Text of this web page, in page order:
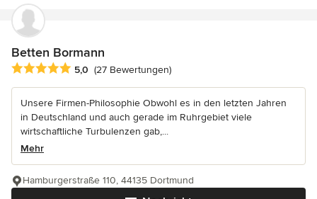
Betten Bormann
Durchschnittliche Bewertung: 5 von 5 Sternen
5,0 (27 Bewertungen)
Unsere Firmen-Philosophie Obwohl es in den letzten Jahren
in Deutschland und auch gerade im Ruhrgebiet viele
wirtschaftliche Turbulenzen gab,...
Mehr
Hamburgerstraße 110, 44135 Dortmund